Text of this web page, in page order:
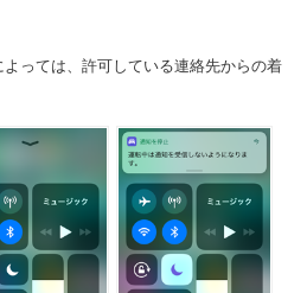
っては、許可している連絡先からの着